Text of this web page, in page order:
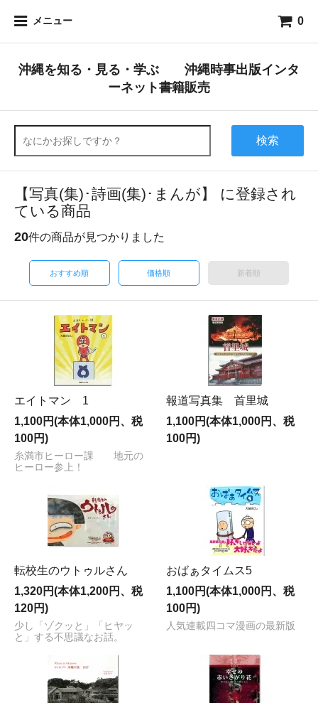
メニュー 0
沖縄を知る・見る・学ぶ 沖縄時事出版インタ
ーネット書籍販売
検索
【写真(集)･詩画(集)･まんが】 に登録され
ている商品
20件の商品が見つかりました
おすすめ順 価格順 新着順
エイトマン 1
1,100円(本体1,000円、税
100円)
糸満市ヒーロー課 地元の
ヒーロー参上！
報道写真集 首里城
1,100円(本体1,000円、税
100円)
転校生のウトゥルさん
1,320円(本体1,200円、税
120円)
少し「ゾクッと」「ヒヤッ
と」する不思議なお話。
おばぁタイムス5
1,100円(本体1,000円、税
100円)
人気連載四コマ漫画の最新版